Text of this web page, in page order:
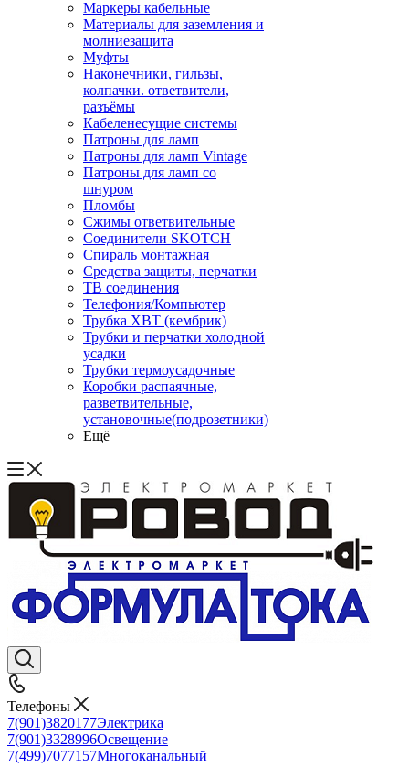
Маркеры кабельные
Материалы для заземления и
молниезащита
Муфты
Наконечники, гильзы,
колпачки. ответвители,
разъёмы
Кабеленесущие системы
Патроны для ламп
Патроны для ламп Vintage
Патроны для ламп со
шнуром
Пломбы
Сжимы ответвительные
Соединители SKOTCH
Спираль монтажная
Средства защиты, перчатки
ТВ соединения
Телефония/Компьютер
Трубка ХВТ (кембрик)
Трубки и перчатки холодной
усадки
Трубки термоусадочные
Коробки распаячные,
разветвительные,
установочные(подрозетники)
Ещё
Телефоны
7(901)3820177Электрика
7(901)3328996Освещение
7(499)7077157Многоканальный